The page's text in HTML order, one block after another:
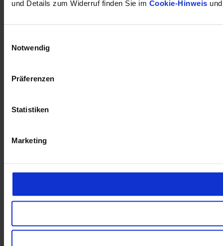
und Details zum Widerruf finden Sie im Cookie-Hinweis
Notwendig
Präferenzen
Statistiken
Marketing